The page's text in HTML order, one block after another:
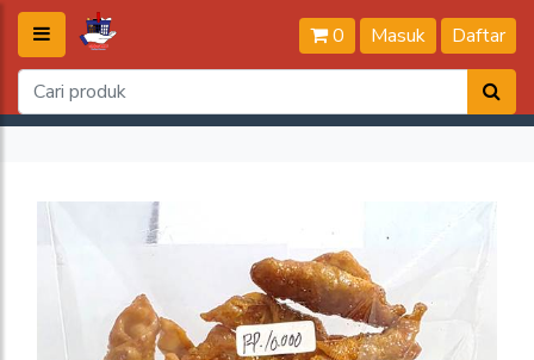
0 Masuk Daftar